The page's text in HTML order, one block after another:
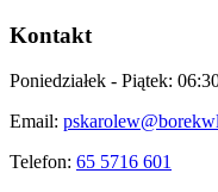
Kontakt
Poniedziałek - Piątek:
Email:
Telefon: 65 5716 601